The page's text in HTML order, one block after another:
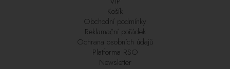
Košík
Obchodní podmínky
Reklamační pořádek
Ochrana osobních údajů
Platforma RSO
Newsletter